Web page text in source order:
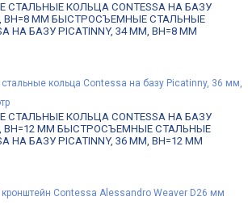
КОЛЬЦА CONTESSA НА БАЗУ
BH=8 ММ БЫСТРОСЪЕМНЫЕ СТАЛЬНЫЕ
НА БАЗУ PICATINNY, 34 ММ, BH=8 ММ
КОЛЬЦА CONTESSA НА БАЗУ
BH=12 ММ БЫСТРОСЪЕМНЫЕ СТАЛЬНЫЕ
НА БАЗУ PICATINNY, 36 ММ, BH=12 ММ